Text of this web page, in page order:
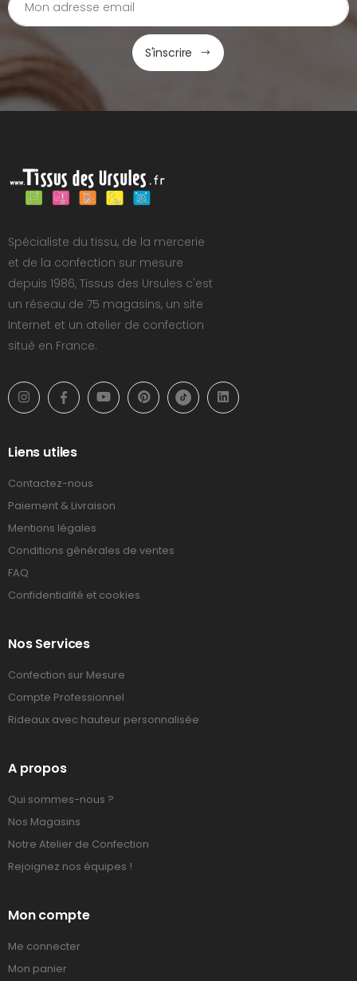
S'inscrire
Spécialiste du tissu, de la mercerie
et de la confection sur mesure
depuis 1986, Tissus des Ursules c'est
un réseau de 75 magasins, un site
Internet et un atelier de confection
situé en France.
Liens utiles
Contactez-nous
Paiement & Livraison
Mentions légales
Conditions générales de ventes
FAQ
Confidentialité et cookies
Nos Services
Confection sur Mesure
Compte Professionnel
Rideaux avec hauteur personnalisée
A propos
Qui sommes-nous ?
Nos Magasins
Notre Atelier de Confection
Rejoignez nos équipes !
Mon compte
Me connecter
Mon panier